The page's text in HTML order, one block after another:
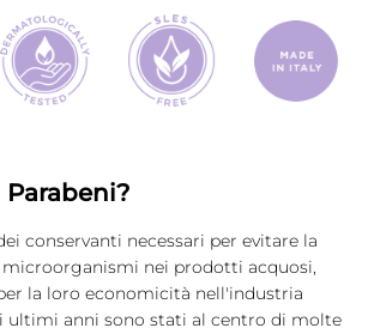
Parabeni?
conservanti necessari per evitare la
nei prodotti acquosi,
la loro economicità nell'industria
ultimi anni sono stati al centro di molte